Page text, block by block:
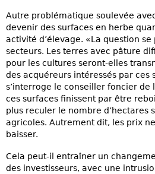
Autre problématique soulevée
devenir des surfaces en herbe
activité d’élevage. «La question
secteurs. Les terres avec pâture
pour les cultures seront-elles
des acquéreurs intéressés par ces
s’interroge le conseiller foncier de
ces surfaces finissent par être
plus reculer le nombre d’hectares
agricoles. Autrement dit, les prix
baisser.
Cela peut-il entraîner un
des investisseurs, avec une